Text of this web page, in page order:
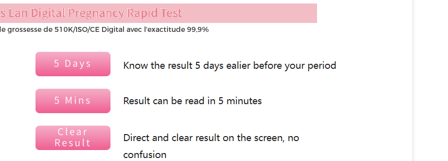
grossesse de 510K/ISO/CE Digital avec l'exactitude 99,9%